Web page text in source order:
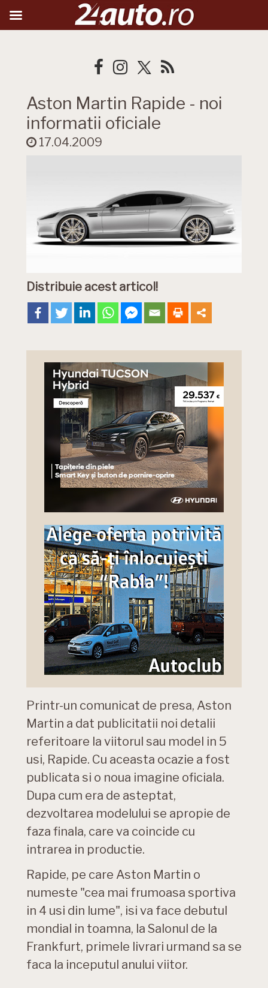
Aston Martin Rapide - noi
informatii oficiale
17.04.2009
Distribuie acest articol!
Printr-un comunicat de presa, Aston
Martin a dat publicitatii noi detalii
referitoare la viitorul sau model in 5
usi, Rapide. Cu aceasta ocazie a fost
publicata si o noua imagine oficiala.
Dupa cum era de asteptat,
dezvoltarea modelului se apropie de
faza finala, care va coincide cu
intrarea in productie.
Rapide, pe care Aston Martin o
numeste "cea mai frumoasa sportiva
in 4 usi din lume", isi va face debutul
mondial in toamna, la Salonul de la
Frankfurt, primele livrari urmand sa se
faca la inceputul anului viitor.